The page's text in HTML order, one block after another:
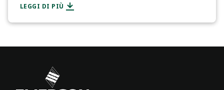
LEGGI DI PIÙ